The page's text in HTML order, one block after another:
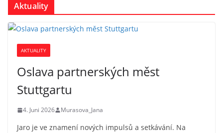
Aktuality
AKTUALITY
Oslava partnerských měst
Stuttgartu
4. Juni 2026 Murasova_Jana
Jaro je ve znamení nových impulsů a setkávání. Na